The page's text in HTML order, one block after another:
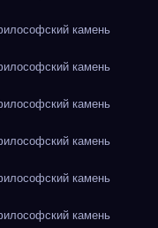
камень
камень
камень
камень
камень
камень